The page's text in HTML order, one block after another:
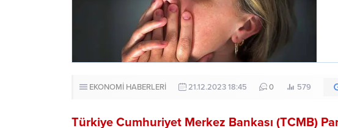
EKONOMİ HABERLERİ 21.12.2023 18:45 0 579
Türkiye Cumhuriyet Merkez Bankası (TCMB)